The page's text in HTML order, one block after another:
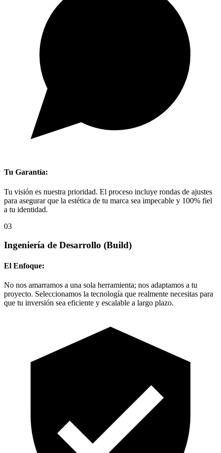
Tu Garantía:
Tu visión es nuestra prioridad. El proceso incluye rondas de ajustes
para asegurar que la estética de tu marca sea impecable y 100% fiel
a tu identidad.
03
Ingeniería de Desarrollo (Build)
El Enfoque:
No nos amarramos a una sola herramienta; nos adaptamos a tu
proyecto. Seleccionamos la tecnología que realmente necesitas para
que tu inversión sea eficiente y escalable a largo plazo.